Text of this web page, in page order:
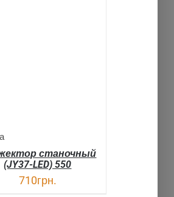
станочный
(JY37-LED) 550
710грн.